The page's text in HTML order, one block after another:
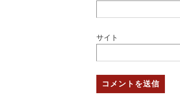
サイト